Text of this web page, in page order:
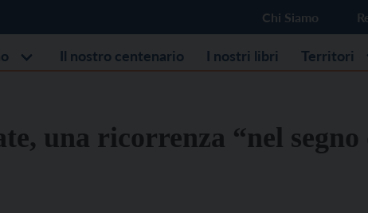
Chi Siamo
Il nostro centenario I nostri libri Territori
una ricorrenza “nel segno